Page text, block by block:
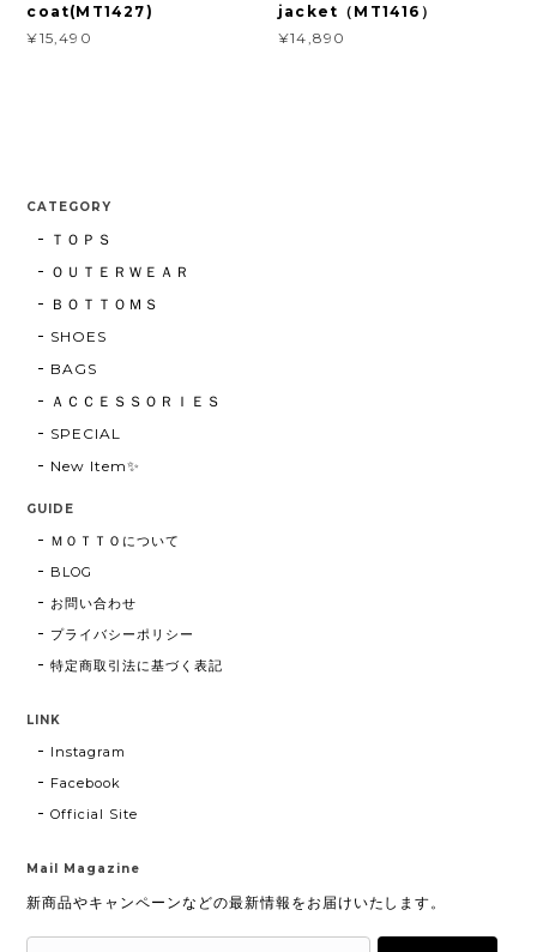
coat(MT1427)
¥15,490
jacket（MT1416）
¥14,890
CATEGORY
ＴＯＰＳ
ＯＵＴＥＲＷＥＡＲ
ＢＯＴＴＯＭＳ
SHOES
BAGS
ＡＣＣＥＳＳＯＲＩＥＳ
SPECIAL
New Item✨
GUIDE
ＭＯＴＴＯについて
BLOG
お問い合わせ
プライバシーポリシー
特定商取引法に基づく表記
LINK
Instagram
Facebook
Official Site
Mail Magazine
新商品やキャンペーンなどの最新情報をお届けいたします。